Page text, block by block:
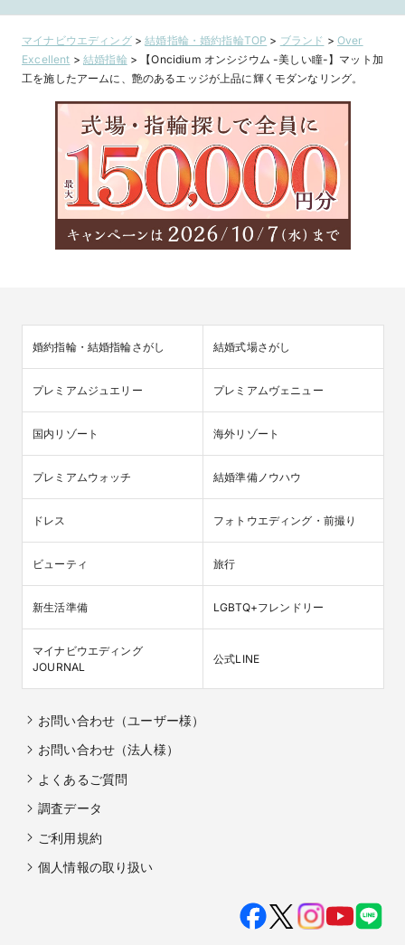
いシンプルな結婚
指輪【VANillA広
島店・福山本店】
マイナビウエディング>結婚指輪・婚約指輪TOP > ブランド > Over
Excellent >結婚指輪 >
【Oncidium オンシジウム -美しい瞳-】マット加
工を施したアームに、艶のあるエッジが上品に輝くモダンなリング。
婚約指輪・結婚指輪さがし 結婚式場さがし
プレミアムジュエリー プレミアムヴェニュー
国内リゾート 海外リゾート
プレミアムウォッチ 結婚準備ノウハウ
ドレス フォトウエディング・前撮り
ビューティ 旅行
新生活準備 LGBTQ+フレンドリー
マイナビウエディング
JOURNAL
公式LINE
お問い合わせ（ユーザー様）
お問い合わせ（法人様）
よくあるご質問
調査データ
ご利用規約
個人情報の取り扱い